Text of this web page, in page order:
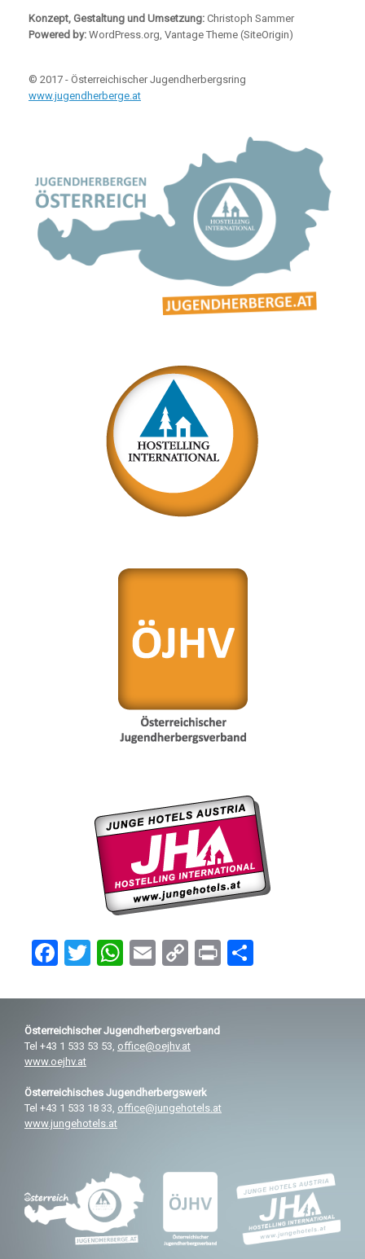
Konzept, Gestaltung und Umsetzung: Christoph Sammer
Powered by: WordPress.org, Vantage Theme (SiteOrigin)
© 2017 - Österreichischer Jugendherbergsring
www.jugendherberge.at
F
ce
b
o
o
k
T
tt
er
W
at
s
A
p
p
E
ail
C
py
Li
n
k
Pr
t
e
ÖsterreichischerJugendherbergsverband
Tel +43 1 533 53 53, office@oejhv.at
www.oejhv.at
Österreichisches Jugendherbergswerk
Tel +43 1 533 18 33, office@jungehotels.at
www.jungehotels.at